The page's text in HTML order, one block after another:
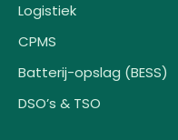
Logistiek
CPMS
Batterij-opslag (BESS)
DSO’s & TSO